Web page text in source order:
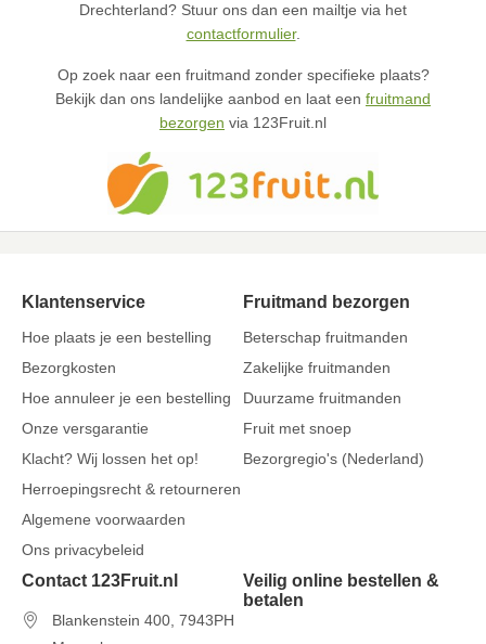
Drechterland? Stuur ons dan een mailtje via het
contactformulier.
Op zoek naar een fruitmand zonder specifieke plaats?
Bekijk dan ons landelijke aanbod en laat een fruitmand
bezorgen via 123Fruit.nl
Klantenservice
Hoe plaats je een bestelling
Bezorgkosten
Hoe annuleer je een bestelling
Onze versgarantie
Klacht? Wij lossen het op!
Herroepingsrecht & retourneren
Algemene voorwaarden
Ons privacybeleid
Fruitmand bezorgen
Beterschap fruitmanden
Zakelijke fruitmanden
Duurzame fruitmanden
Fruit met snoep
Bezorgregio's (Nederland)
Contact 123Fruit.nl
Blankenstein 400, 7943PH
Veilig online bestellen &
betalen